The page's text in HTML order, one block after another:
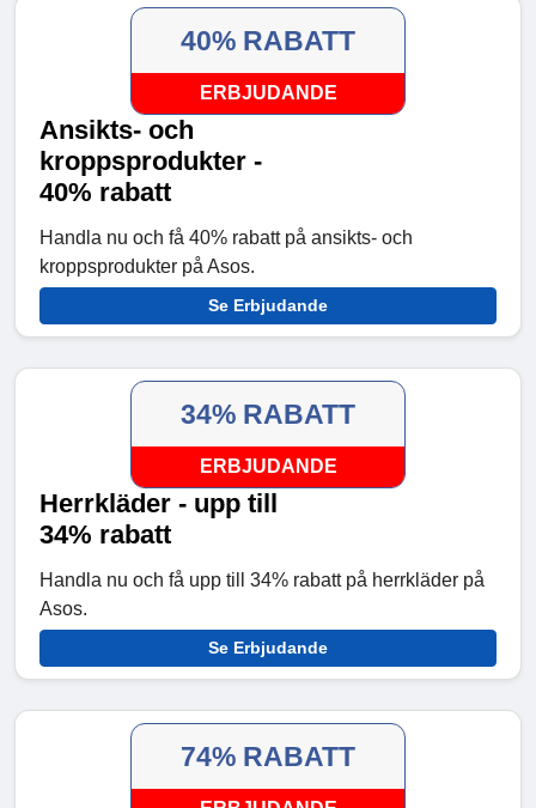
40% RABATT
ERBJUDANDE
Ansikts- och
kroppsprodukter -
40% rabatt
Handla nu och få 40% rabatt på ansikts- och
kroppsprodukter på Asos.
Se Erbjudande
34% RABATT
ERBJUDANDE
Herrkläder - upp till
34% rabatt
Handla nu och få upp till 34% rabatt på herrkläder på
Asos.
Se Erbjudande
74% RABATT